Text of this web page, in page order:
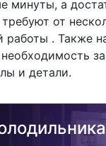
минуты, а
от
работы . Также
и детали.